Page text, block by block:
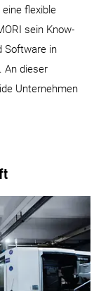
flexible
sein Know-
Software in
An dieser
Unternehmen